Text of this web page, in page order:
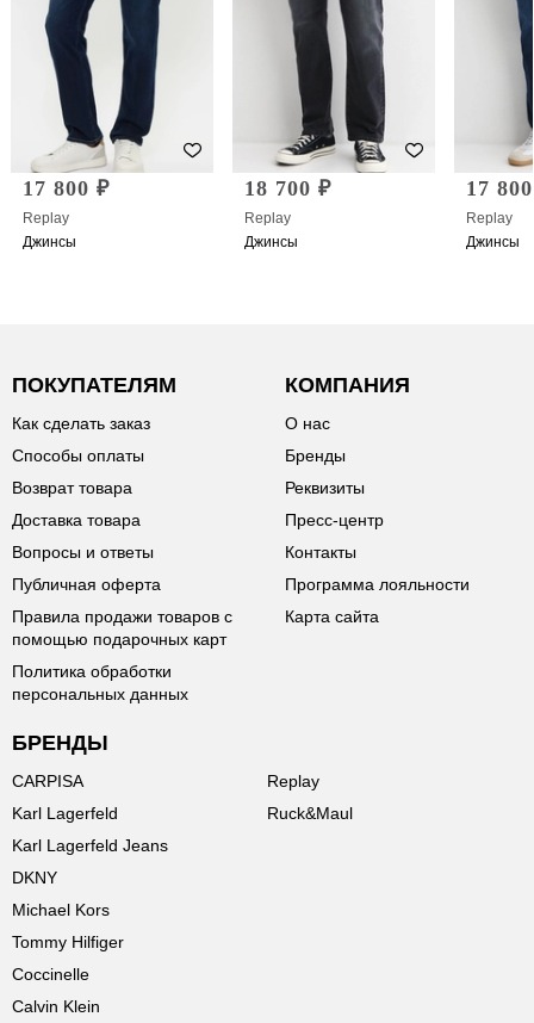
17 800 ₽
Replay
Джинсы
18 700 ₽
Replay
Джинсы
17
Replay
Джинсы
ПОКУПАТЕЛЯМ
Как сделать заказ
Способы оплаты
Возврат товара
Доставка товара
Вопросы и ответы
Публичная оферта
Правила продажи товаров с
помощью подарочных карт
Политика обработки
персональных данных
КОМПАНИЯ
О нас
Бренды
Реквизиты
Пресс-центр
Контакты
Программа лояльности
Карта сайта
БРЕНДЫ
CARPISA
Karl Lagerfeld
Karl Lagerfeld Jeans
DKNY
Michael Kors
Tommy Hilfiger
Coccinelle
Calvin Klein
Replay
Ruck&Maul